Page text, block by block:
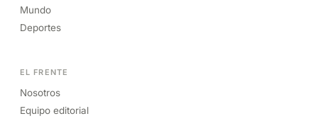
Mundo
Deportes
EL FRENTE
Nosotros
Equipo editorial